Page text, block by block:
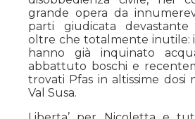
grande opera da
parti giudicata devastante
oltre che totalmente inutile:
hanno già inquinato
abbattuto boschi e
trovati Pfas in altissime dosi
Val Susa.